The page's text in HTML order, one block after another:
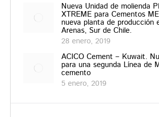
Nueva Unidad de molienda
XTREME para Cementos
nueva planta de producción
Arenas, Sur de Chile.
28 enero, 2019
ACICO Cement – Kuwait.
para una segunda Línea de
cemento
5 enero, 2019